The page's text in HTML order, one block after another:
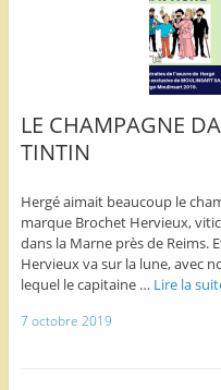
LE CHAMPAGNE
TINTIN
Hergé aimait beaucoup le
marque Brochet Hervieux,
dans la Marne près de Reims.
Hervieux va sur la lune, avec
lequel le capitaine … Lire la
7 octobre 2019